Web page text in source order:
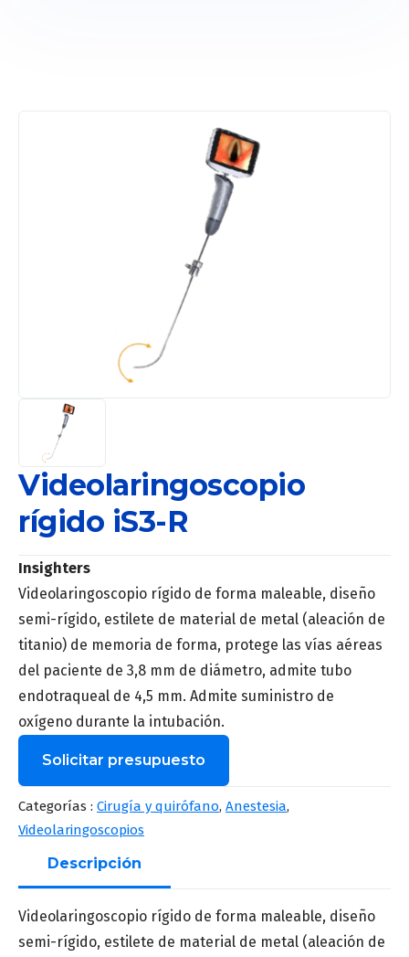
Videolaringoscopio
rígido iS3-R
Insighters
Videolaringoscopio rígido de forma maleable, diseño
semi-rígido, estilete de material de metal (aleación de
titanio) de memoria de forma, protege las vías aéreas
del paciente de 3,8 mm de diámetro, admite tubo
endotraqueal de 4,5 mm. Admite suministro de
oxígeno durante la intubación.
Solicitar presupuesto
Nombre
Apellido*
Categorías : Cirugía y quirófano, Anestesia,
Videolaringoscopios
Descripción
Videolaringoscopio rígido de forma maleable, diseño
semi-rígido, estilete de material de metal (aleación de